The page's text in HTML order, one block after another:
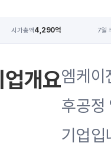
시가총액4,290억 7일
업개요엠케이
후공정
기업입